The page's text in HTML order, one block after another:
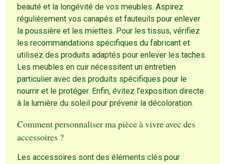
beauté et la longévité de vos meubles. Aspirez
régulièrement vos canapés et fauteuils pour enlever
la poussière et les miettes. Pour les tissus, vérifiez
les recommandations spécifiques du fabricant et
utilisez des produits adaptés pour enlever les taches.
Les meubles en cuir nécessitent un entretien
particulier avec des produits spécifiques pour le
nourrir et le protéger. Enfin, évitez l’exposition directe
à la lumière du soleil pour prévenir la décoloration.
Comment personnaliser ma pièce à vivre avec des
accessoires ?
Les accessoires sont des éléments clés pour